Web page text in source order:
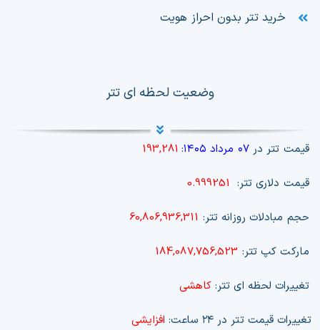
خرید تتر بدون احراز هویت
وضعیت لحظه ای تتر
قیمت تتر در۰۷ مرداد ۱۴۰۵ :
193,281
قیمت دلاری تتر: 0.999251
حجم مبادلات روزانه تتر: 60,806,936,311
مارکت کپ تتر: 184,087,756,523
تغییرات لحظه ای تتر:کاهشی
تغییرات قیمت تتر در ۲۴ ساعت: افزایشی